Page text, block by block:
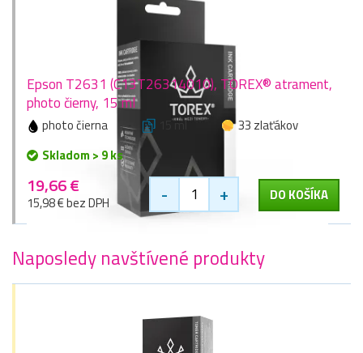
Epson T2631 (C13T26314010), TOREX® atrament,
photo čierny, 15 ml
photo čierna 15 ml
33 zlaťákov
Skladom > 9 ks
19,66 €
15,98 € bez DPH - + DO KOŠÍKA
Naposledy navštívené produkty